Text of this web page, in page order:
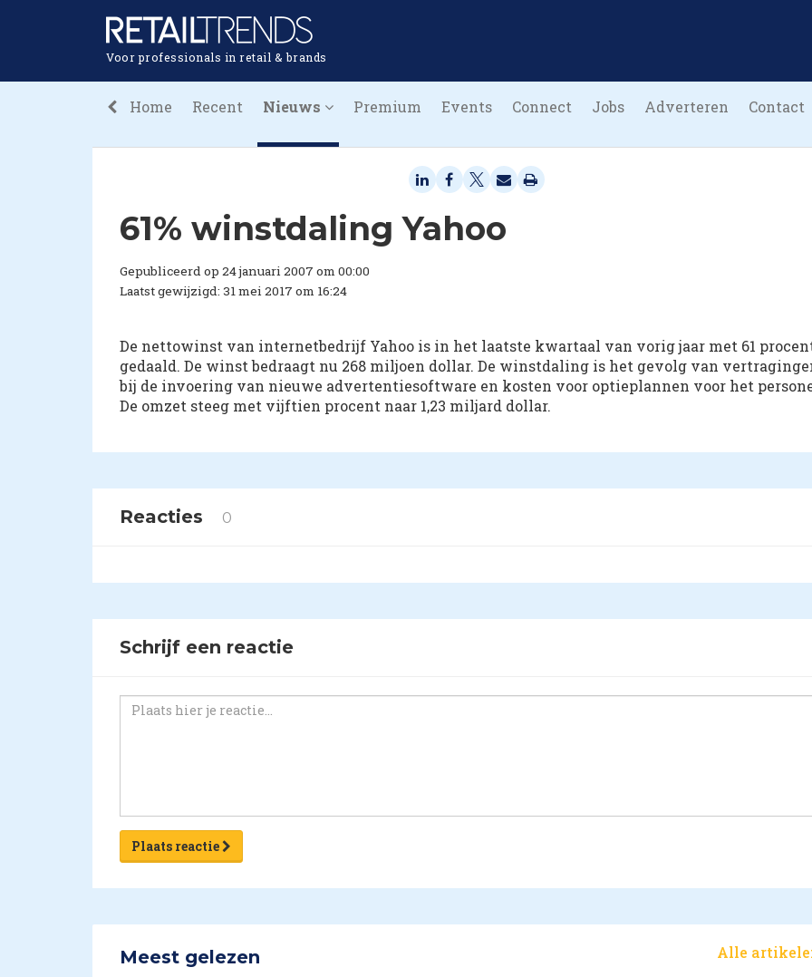
Voor professionals in retail & brands
Home Recent Nieuws Premium Events Connect Jobs Adverteren Contact
61% winstdaling Yahoo
Gepubliceerd op 24 januari 2007 om 00:00
Laatst gewijzigd: 31 mei 2017 om 16:24
De nettowinst van internetbedrijf Yahoo is in het laatste kwartaal van vorig jaar met 61
gedaald. De winst bedraagt nu 268 miljoen dollar. De winstdaling is het gevolg van
bij de invoering van nieuwe advertentiesoftware en kosten voor optieplannen voor het
De omzet steeg met vijftien procent naar 1,23 miljard dollar.
Reacties 0
Schrijf een reactie
Plaats reactie
Meest gelezen Alle